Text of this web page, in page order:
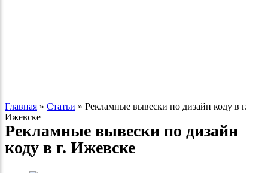
Главная » Статьи » Рекламные вывески по дизайн коду в г.
Ижевске
Рекламные вывески по дизайн
коду в г. Ижевске